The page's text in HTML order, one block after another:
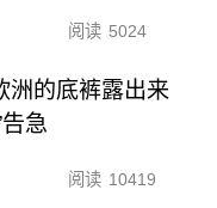
阅读 5024
洲的底裤露出来
急
阅读 10419